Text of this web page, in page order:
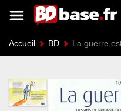
Accueil BD La guerre